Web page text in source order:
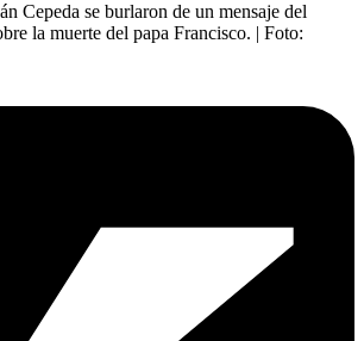
Cepeda se burlaron de un mensaje del
la muerte del papa Francisco. | Foto: